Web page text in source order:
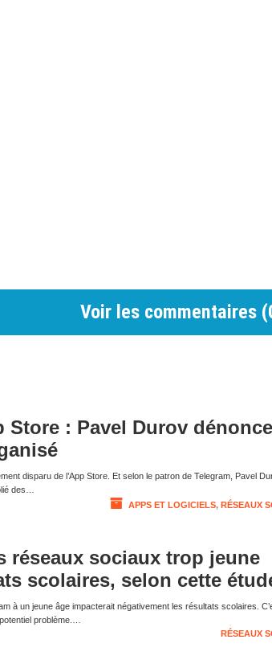
Voir les commentaires (
Store : Pavel Durov
disparu de l’App Store. Et selon le patron de Telegram, Pavel
des…
APPS ET LOGICIELS, RÉSEAUX
réseaux sociaux trop jeune
scolaires, selon cette
à un jeune âge impacterait négativement les résultats scolaires.
problème.…
RÉSEAUX